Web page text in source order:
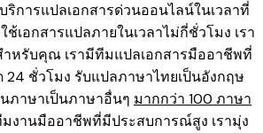
การแปลเอกสารด่วนออนไลน์ในเวลาที่
ช้เอกสารแปลภายในเวลาไม่กี่ชั่วโมง เรา
หรับคุณ เรามีทีมแปลเอกสารมืออาชีพที่
ชั่วโมง รับแปลภาษาไทยเป็นอังกฤษ
ภาษาเป็นภาษาอื่นๆ มากกว่า 100 ภาษา
งานมืออาชีพที่มีประสบการณ์สูง เรามุ่ง